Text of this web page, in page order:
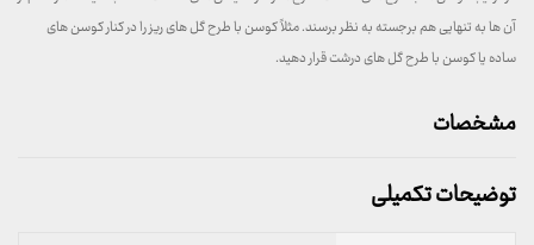
آن ها به تنهایی هم برجسته به نظر برسند. مثلاً کوسن با طرح گل های ریز را در کنار کوسن های
ساده یا کوسن با طرح گل های درشت قرار دهید.
مشخصات
توضیحات تکمیلی